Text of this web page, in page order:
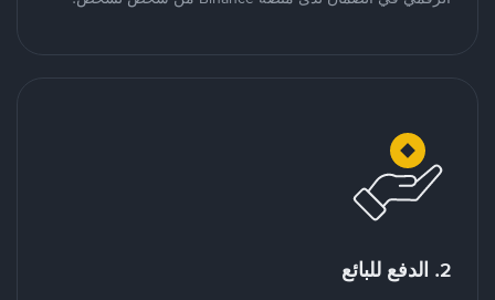
2. الدفع للبائع